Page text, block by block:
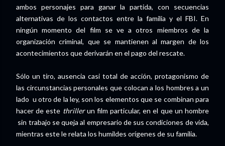
ambos personajes para ganar la partida, con secuencias
alternativas de los contactos entre la familia y el FBI. En
ningún momento del film se ve a otros miembros de la
organización criminal, que se mantienen al margen de los
acontecimientos que derivarán en el pago del rescate.
Sólo un tiro, ausencia casi total de acción, protagonismo de
las circunstancias personales que colocan a los hombres a un
lado u otro de la ley, son los elementos que se combinan para
hacer de este thrillerun film particular, en el que un hombre
sin trabajo se queja al empresario de sus condiciones de vida,
mientras este le relata los humildes orígenes de su familia.